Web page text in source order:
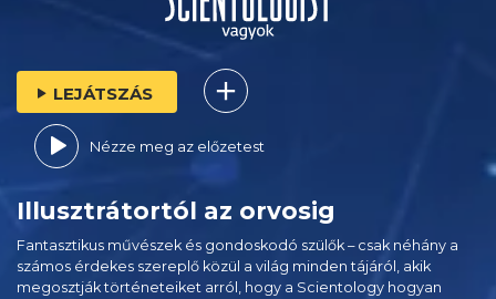
LEJÁTSZÁS
Nézze meg az előzetest
Illusztrátortól az orvosig
Fantasztikus művészek és gondoskodó szülők – csak néhány a
számos érdekes szereplő közül a világ minden tájáról, akik
megosztják történeteiket arról, hogy a Scientology hogyan